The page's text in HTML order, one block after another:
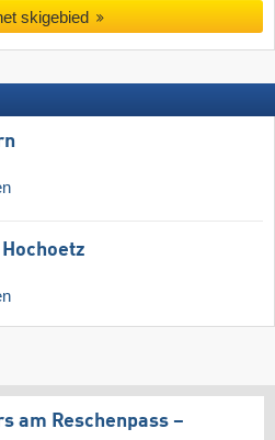
skigebied
am Reschenpass –